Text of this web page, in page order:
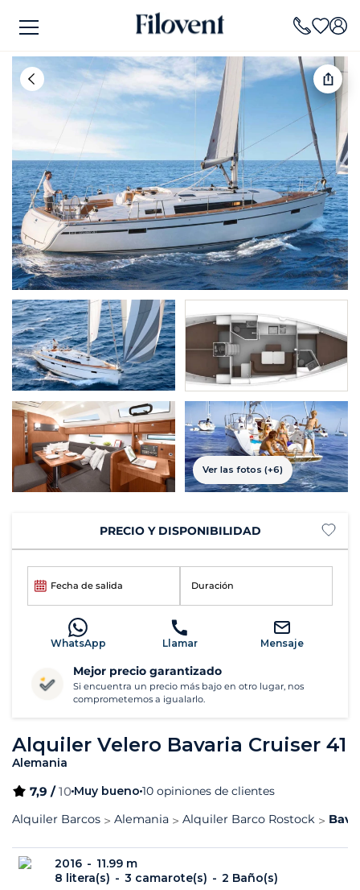
Ver las fotos (+6)
Alquiler Velero Bavaria Cruiser 41
Alemania
7,9 /10 Muy bueno 10 opiniones de clientes
Alquiler Barcos
Alemania Alquiler Barco Rostock
2016
11.99 m
8 litera(s)
3 camarote(s) 2 Baño(s)
PRECIO Y DISPONIBILIDAD
Fecha de salida Duración
WhatsApp Llamar Mensaje
Mejor precio garantizado
Si encuentra un precio más bajo en otro lugar, nos
comprometemos a igualarlo.